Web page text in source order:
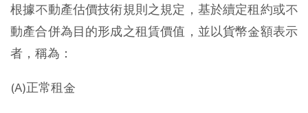
根據不動產估價技術規則之規定，基於續定租約或不
動產合併為目的形成之租賃價值，並以貨幣金額表示
者，稱為：
(A)正常租金